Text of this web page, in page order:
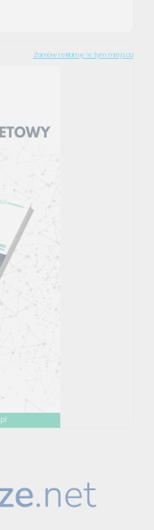
Zamów reklamę w tym miejscu